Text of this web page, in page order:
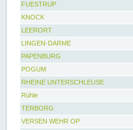
FUESTRUP
KNOCK
LEERORT
LINGEN-DARME
PAPENBURG
POGUM
RHEINE UNTERSCHLEUSE
Rühle
TERBORG
VERSEN WEHR OP